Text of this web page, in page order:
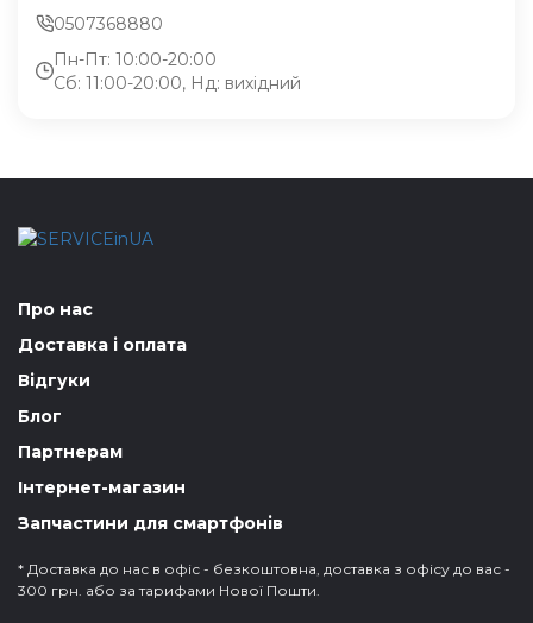
0507368880
Пн-Пт: 10:00-20:00
Сб: 11:00-20:00, Нд: вихідний
Про нас
Доставка і оплата
Відгуки
Блог
Партнерам
Інтернет-магазин
Запчастини для смартфонів
* Доставка до нас в офіс - безкоштовна, доставка з офісу до вас -
300 грн. або за тарифами Нової Пошти.